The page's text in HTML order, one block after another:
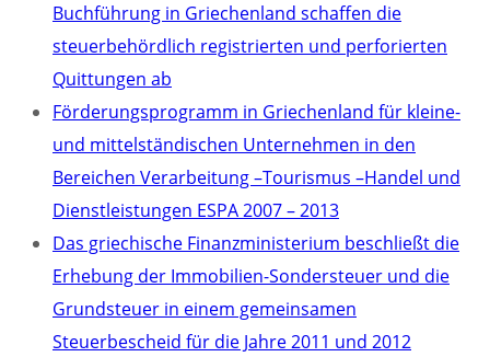
Buchführung in Griechenland schaffen die
steuerbehördlich registrierten und perforierten
Quittungen ab
Förderungsprogramm in Griechenland für kleine-
und mittelständischen Unternehmen in den
Bereichen Verarbeitung –Tourismus –Handel und
Dienstleistungen ESPA 2007 – 2013
Das griechische Finanzministerium beschließt die
Erhebung der Immobilien-Sondersteuer und die
Grundsteuer in einem gemeinsamen
Steuerbescheid für die Jahre 2011 und 2012